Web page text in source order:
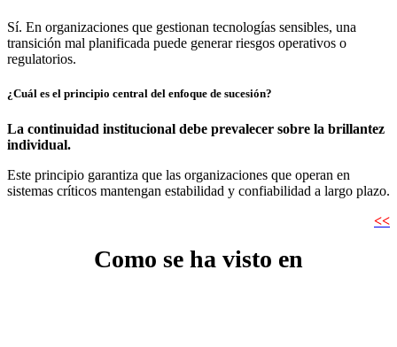
Sí. En organizaciones que gestionan tecnologías sensibles, una
transición mal planificada puede generar riesgos operativos o
regulatorios.
¿Cuál es el principio central del enfoque de sucesión?
La continuidad institucional debe prevalecer sobre la brillantez
individual.
Este principio garantiza que las organizaciones que operan en
sistemas críticos mantengan estabilidad y confiabilidad a largo plazo.
<<
Como se ha visto en